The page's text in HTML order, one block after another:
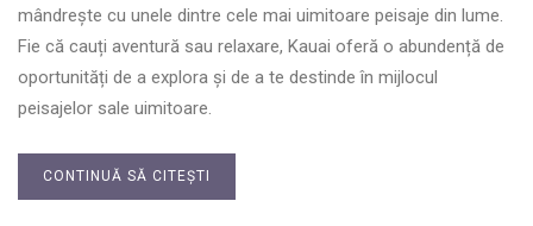
mândrește cu unele dintre cele mai uimitoare peisaje din lume.
Fie că cauți aventură sau relaxare, Kauai oferă o abundență de
oportunități de a explora și de a te destinde în mijlocul
peisajelor sale uimitoare.
CONTINUĂ SĂ CITEȘTI